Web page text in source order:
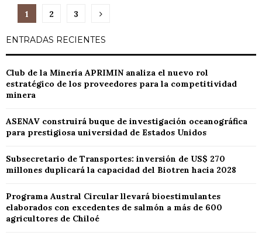
Paginación
de
entradas
1 2 3
ENTRADAS RECIENTES
Club de la Minería APRIMIN analiza el nuevo rol
estratégico de los proveedores para la competitividad
minera
ASENAV construirá buque de investigación oceanográfica
para prestigiosa universidad de Estados Unidos
Subsecretario de Transportes: inversión de US$ 270
millones duplicará la capacidad del Biotren hacia 2028
Programa Austral Circular llevará bioestimulantes
elaborados con excedentes de salmón a más de 600
agricultores de Chiloé